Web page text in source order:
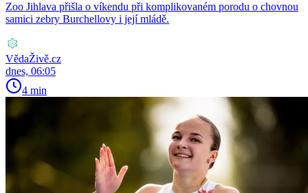
Zoo Jihlava přišla o víkendu při komplikovaném porodu o chovnou
samici zebry Burchellovy i její mládě.
VědaŽivě.cz
dnes, 06:05
4 min